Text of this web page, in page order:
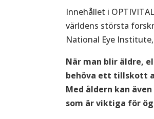
Innehållet i
världens största
National Eye
När man blir äldre,
behöva ett tillskott
Med åldern kan
som är viktiga för